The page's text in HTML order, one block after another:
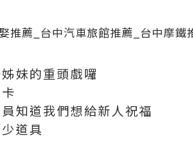
妹的重頭戲囉
知道我們想給新人祝福
道具